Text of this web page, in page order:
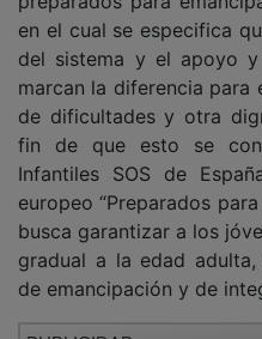
en el cual se especifica
del sistema y el apoyo y
marcan la diferencia para
de dificultades y otra
fin de que esto se
Infantiles SOS de
europeo “Preparados
busca garantizar a los
gradual a la edad
de emancipación y de